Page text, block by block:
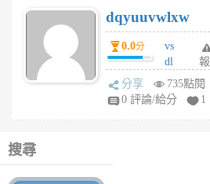
6
個
月
前
dqyuuvwlxw
0.0分
vs
dl
sq
fy
報
分享
735點閱
0 評論/給分
1
搜尋